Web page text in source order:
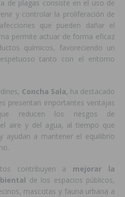
de plagas consiste en el uso de
y controlar la proliferación de
que pueden dañar el
permite actuar de forma eficaz
químicos, favoreciendo un
tanto con el entorno
Concha Sala, ha destacado
presentan importantes ventajas
reducen los riesgos de
aire y del agua, al tiempo que
ayudan a mantener el equilibrio
contribuyen a mejorar la
de los espacios públicos,
mascotas y fauna urbana a